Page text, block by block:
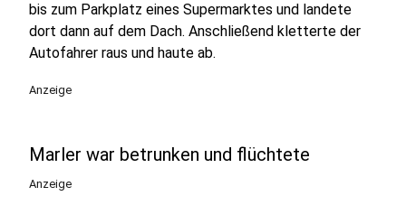
bis zum Parkplatz eines Supermarktes und landete
dort dann auf dem Dach. Anschließend kletterte der
Autofahrer raus und haute ab.
Anzeige
Marler war betrunken und flüchtete
Anzeige